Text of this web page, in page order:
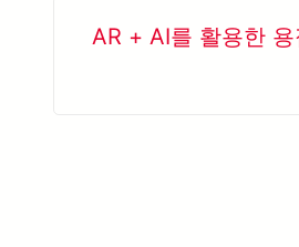
AR + AI를 활용한 용